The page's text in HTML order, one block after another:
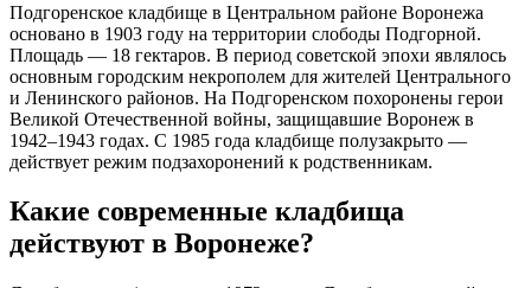
Подгоренское кладбище в Центральном районе Воронежа
основано в 1903 году на территории слободы Подгорной.
Площадь — 18 гектаров. В период советской эпохи являлось
основным городским некрополем для жителей Центрального
и Ленинского районов. На Подгоренском похоронены герои
Великой Отечественной войны, защищавшие Воронеж в
1942–1943 годах. С 1985 года кладбище полузакрыто —
действует режим подзахоронений к родственникам.
Какие современные кладбища
действуют в Воронеже?